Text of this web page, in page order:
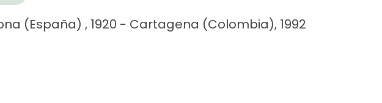
(España) , 1920 - Cartagena (Colombia), 1992